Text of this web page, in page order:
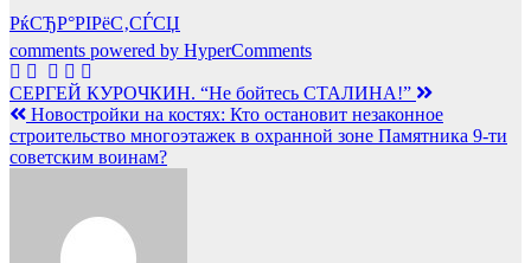
РќСЂР°РІРёС‚СЃСЏ
comments powered by HyperComments
Навигация
по
записям
СЕРГЕЙ КУРОЧКИН. “Не бойтесь СТАЛИНА!”
Новостройки на костях: Кто остановит незаконное
строительство многоэтажек в охранной зоне Памятника 9-ти
советским воинам?